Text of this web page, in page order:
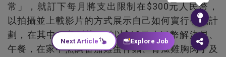
常」，就訂下每月將支出限制在$300元人民幣，
以拍攝並上載影片的方式展示自己如何實行省錢計
劃，在其中一段影片，她以$10元人民幣解決早、
午餐，在家中烹調蕃茄雞蛋伴麵、青瓜雞胸肉丁及
Next Article Explore Job